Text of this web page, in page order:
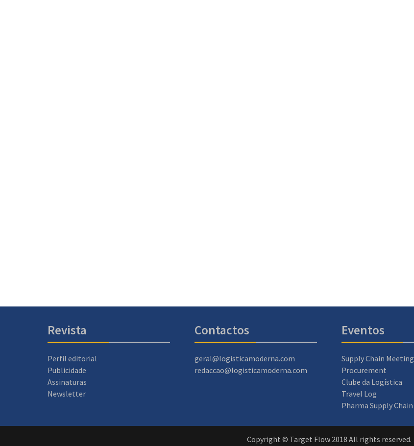
Revista
Perfil editorial
Publicidade
Assinaturas
Newsletter
Contactos
geral@logisticamoderna.com
redaccao@logisticamoderna.com
Eventos
Supply Chain Meeting
Procurement
Clube da Logística
Travel Log
Pharma Supply Chain
Copyright © Target Flow 2018 All rights reserved.